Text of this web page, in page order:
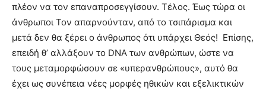
πλέον να τον επαναπροσεγγίσουν. Τέλος. Έως τώρα οι
άνθρωποι Τον απαρνούνταν, από το τσιπάρισμα και
μετά δεν θα ξέρει ο άνθρωπος ότι υπάρχει Θεός! Επίσης,
επειδή θ’ αλλάξουν το DNA των ανθρώπων, ώστε να
τους μεταμορφώσουν σε «υπερανθρώπους», αυτό θα
έχει ως συνέπεια νέες μορφές ηθικών και εξελικτικών